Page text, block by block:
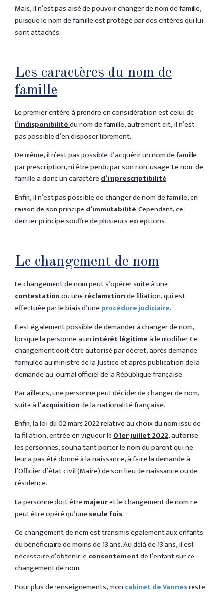
Mais, il n’est pas aisé de pouvoir changer de nom de famille,
puisque le nom de famille est protégé par des critères qui lui
sont attachés.
Les caractères du nom de
famille
Le premier critère à prendre en considération est celui de
l’indisponibilitédu nom de famille, autrement dit, il n’est
pas possible d’en disposer librement.
De même, il n’est pas possible d’acquérir un nom de famille
par prescription, ni être perdu par son non-usage. Le nom de
famille a donc un caractèred’imprescriptibilité.
Enfin, il n’est pas possible de changer de nom de famille, en
raison de son principed’immutabilité. Cependant, ce
dernier principe souffre de plusieurs exceptions.
Le changement de nom
Le changement de nom peut s’opérer suite à une
contestationou uneréclamationde filiation, qui est
effectuée par le biais d’uneprocédure judiciaire.
Il est également possible de demander à changer de nom,
lorsque la personne a unintérêt légitimeà le modifier. Ce
changement doit être autorisé par décret, après demande
formulée au ministre de la Justice et après publication de la
demande au journal officiel de la République française.
Par ailleurs, une personne peut décider de changer de nom,
suite àl’acquisitionde la nationalité française.
Enfin, la loi du 02 mars 2022 relative au choix du nom issu de
la filiation, entrée en vigueur le01er juillet 2022, autorise
les personnes, souhaitant porter le nom du parent qui ne
leur a pas été donné à la naissance, à faire la demande à
l’Officier d’état civil (Maire) de son lieu de naissance ou de
résidence.
La personne doit êtremajeuret le changement de nom ne
peut être opéré qu’uneseule fois.
Ce changement de nom est transmis également aux enfants
du bénéficiaire de moins de 13 ans. Au delà de 13 ans, il est
nécessaire d’obtenir leconsentementde l’enfant sur ce
changement de nom.
Pour plus de renseignements, moncabinet de Vannesreste